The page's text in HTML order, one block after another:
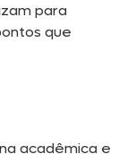
para
que
acadêmica e